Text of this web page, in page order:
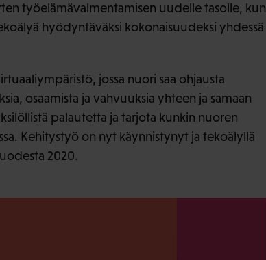
työelämävalmentamisen uudelle tasolle, kun
hyödyntäväksi kokonaisuudeksi yhdessä
jossa nuori saa ohjausta
osaamista ja vahvuuksia yhteen ja samaan
palautetta ja tarjota kunkin nuoren
Kehitystyö on nyt käynnistynyt ja tekoälyllä
2020.